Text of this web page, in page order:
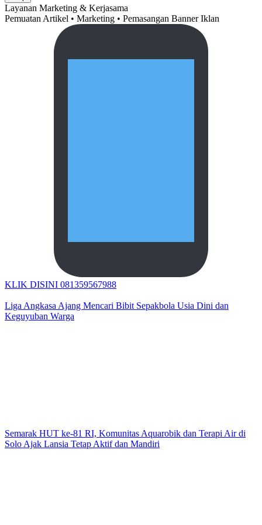
Layanan Marketing & Kerjasama
Pemuatan Artikel • Marketing • Pemasangan Banner Iklan
KLIK DISINI 081359567988
Liga Angkasa Ajang Mencari Bibit Sepakbola Usia Dini dan
Keguyuban Warga
Semarak HUT ke-81 RI, Komunitas Aquarobik dan Terapi Air di
Solo Ajak Lansia Tetap Aktif dan Mandiri